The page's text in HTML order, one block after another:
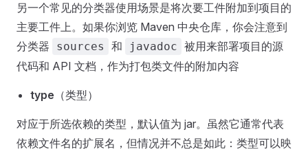
另一个常见的分类器使用场景是将次要工件附加到项目的
主要工件上。如果你浏览 Maven 中央仓库，你会注意到
分类器
sources 和 javadoc 被用来部署项目的源
代码和 API 文档，作为打包类文件的附加内容
type （类型）
对应于所选依赖的类型，默认值为 jar。虽然它通常代表
依赖文件名的扩展名，但情况并不总是如此：类型可以映